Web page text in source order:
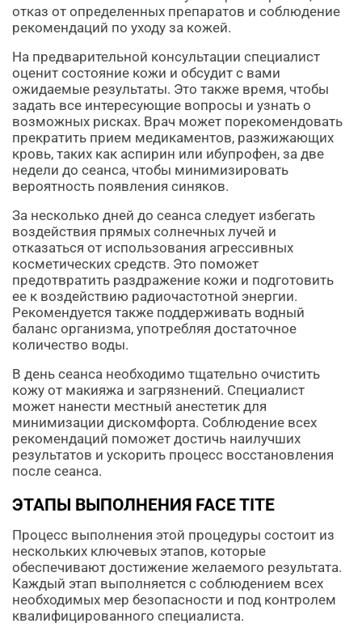
отказ от определенных препаратов и соблюдение
рекомендаций по уходу за кожей.
На предварительной консультации специалист
оценит состояние кожи и обсудит с вами
ожидаемые результаты. Это также время, чтобы
задать все интересующие вопросы и узнать о
возможных рисках. Врач может порекомендовать
прекратить прием медикаментов, разжижающих
кровь, таких как аспирин или ибупрофен, за две
недели до сеанса, чтобы минимизировать
вероятность появления синяков.
За несколько дней до сеанса следует избегать
воздействия прямых солнечных лучей и
отказаться от использования агрессивных
косметических средств. Это поможет
предотвратить раздражение кожи и подготовить
ее к воздействию радиочастотной энергии.
Рекомендуется также поддерживать водный
баланс организма, употребляя достаточное
количество воды.
В день сеанса необходимо тщательно очистить
кожу от макияжа и загрязнений. Специалист
может нанести местный анестетик для
минимизации дискомфорта. Соблюдение всех
рекомендаций поможет достичь наилучших
результатов и ускорить процесс восстановления
после сеанса.
ЭТАПЫ ВЫПОЛНЕНИЯ FACE TITE
Процесс выполнения этой процедуры состоит из
нескольких ключевых этапов, которые
обеспечивают достижение желаемого результата.
Каждый этап выполняется с соблюдением всех
необходимых мер безопасности и под контролем
квалифицированного специалиста.